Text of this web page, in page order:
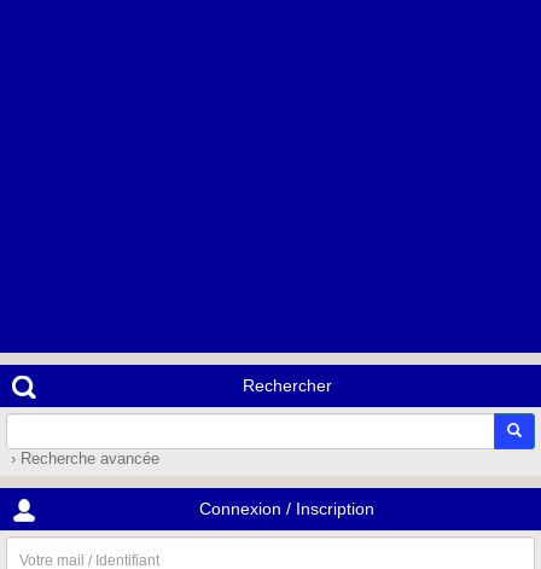
Rechercher
› Recherche avancée
Connexion / Inscription
mail